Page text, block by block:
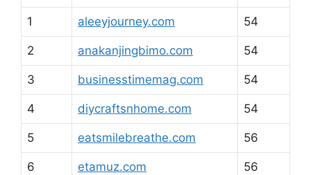
1 aleeyjourney.com 54
2 anakanjingbimo.com 54
3 businesstimemag.com 54
4 diycraftsnhome.com 54
5 eatsmilebreathe.com 56
6 etamuz.com 56